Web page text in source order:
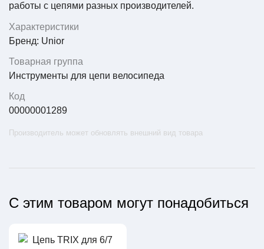
работы с цепями разных производителей.
Характеристики
Бренд: Unior
Товарная группа
Инструменты для цепи велосипеда
Код
00000001289
Производитель может обновлять внешний вид товара
С этим товаром могут понадобиться